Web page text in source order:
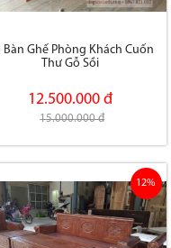
Bàn Ghế Phòng Khách Cuốn
Thư Gỗ Sồi
12.500.000 đ
15.000.000 đ
12%